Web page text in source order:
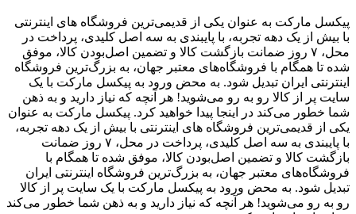
پیکسل مارکت به عنوان یکی از قدیمی‌ترین فروشگاه های اینترنتی
با بیش از یک دهه تجربه، با پایبندی به سه اصل کلیدی، پرداخت در
محل، ۷ روز ضمانت بازگشت کالا و تضمین اصل‌بودن کالا، موفق
شده تا همگام با فروشگاه‌های معتبر جهان، به بزرگ‌ترین فروشگاه
اینترنتی ایران تبدیل شود. به محض ورود به پیکسل مارکت با یک
سایت پر از کالا رو به رو می‌شوید! هر آنچه که نیاز دارید و به ذهن
شما خطور می‌کند در اینجا پیدا خواهید کرد. پیکسل مارکت به عنوان
یکی از قدیمی‌ترین فروشگاه های اینترنتی با بیش از یک دهه تجربه،
با پایبندی به سه اصل کلیدی، پرداخت در محل، ۷ روز ضمانت
بازگشت کالا و تضمین اصل‌بودن کالا، موفق شده تا همگام با
فروشگاه‌های معتبر جهان، به بزرگ‌ترین فروشگاه اینترنتی ایران
تبدیل شود. به محض ورود به پیکسل مارکت با یک سایت پر از کالا
رو به رو می‌شوید! هر آنچه که نیاز دارید و به ذهن شما خطور می‌کند